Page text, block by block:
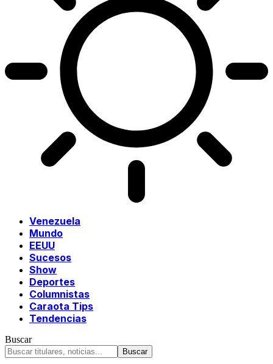
Venezuela
Mundo
EEUU
Sucesos
Show
Deportes
Columnistas
Caraota Tips
Tendencias
Buscar